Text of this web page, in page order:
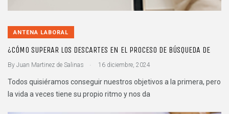
ANTENA LABORAL
¿CÓMO SUPERAR LOS DESCARTES EN EL PROCESO DE BÚSQUEDA DE
By Juan Martinez de Salinas 16 diciembre, 2024
Todos quisiéramos conseguir nuestros objetivos a la primera, pero
la vida a veces tiene su propio ritmo y nos da